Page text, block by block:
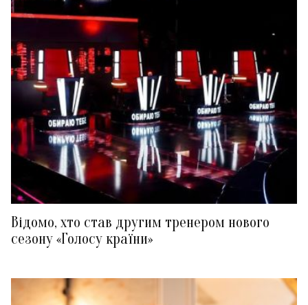
Відомо, хто став другим тренером нового
сезону «Голосу країни»